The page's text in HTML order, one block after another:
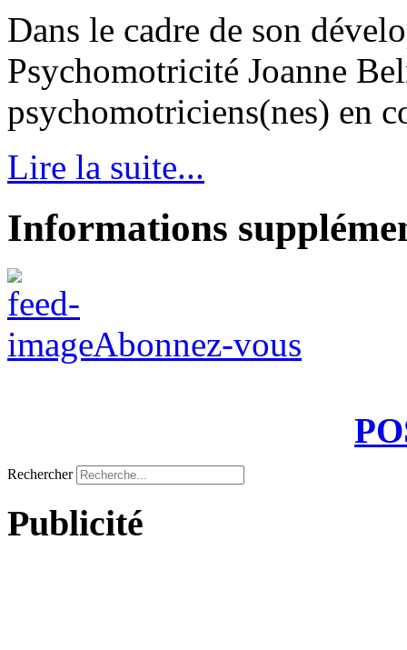
Dans le cadre de son
Psychomotricité Joanne
psychomotriciens(nes) en
Lire la suite...
Informations
Abonnez-vous
Rechercher
Publicité